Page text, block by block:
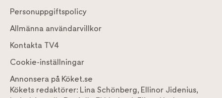
Personuppgiftspolicy
Allmänna användarvillkor
Kontakta TV4
Cookie-inställningar
Annonsera på Köket.se
Kökets redaktörer: Lina Schönberg, Ellinor Jidenius,